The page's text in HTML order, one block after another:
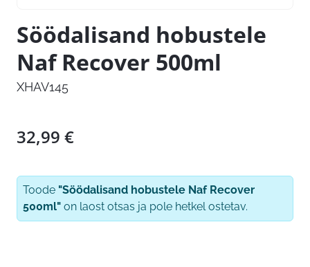
Söödalisand hobustele
Naf Recover 500ml
XHAV145
32,99 €
Toode "Söödalisand hobustele Naf Recover
500ml" on laost otsas ja pole hetkel ostetav.